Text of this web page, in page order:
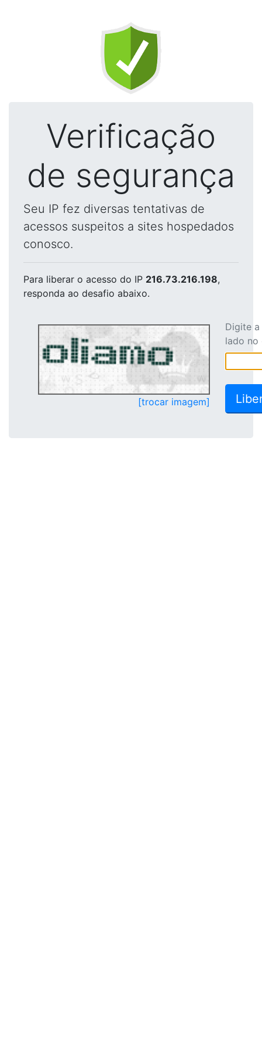
Verificação
de segurança
Seu IP fez diversas tentativas de
acessos suspeitos a sites hospedados
conosco.
Para liberar o acesso do IP 216.73.216.198,
responda ao desafio abaixo.
[trocar imagem]
Digite
lado no